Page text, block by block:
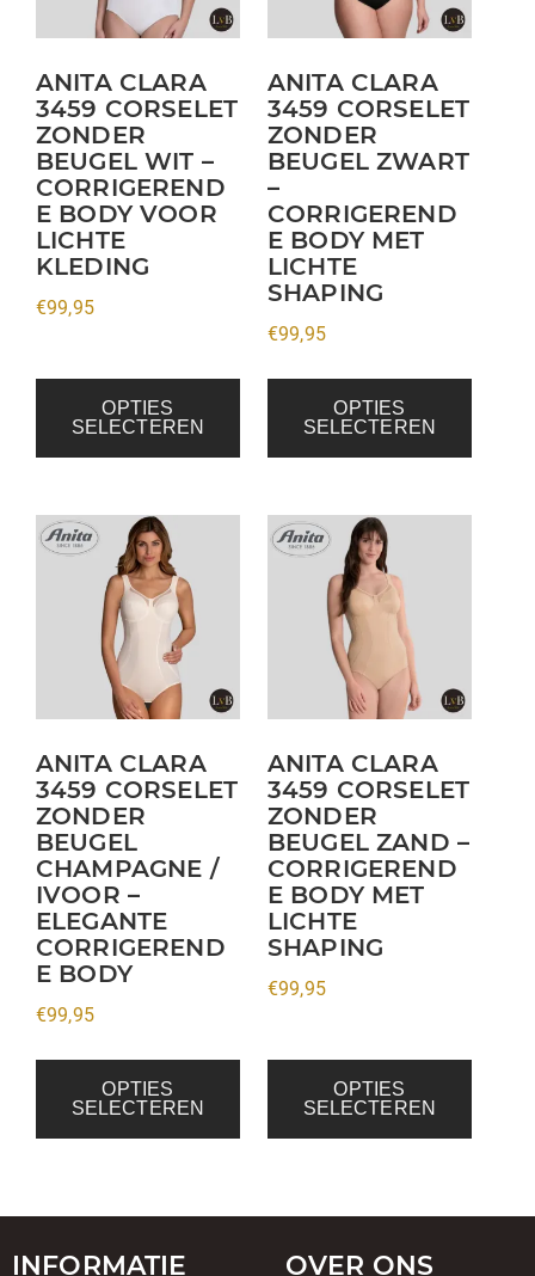
ANITA CLARA
3459 CORSELET
ZONDER
BEUGEL WIT –
CORRIGEREND
E BODY VOOR
LICHTE
KLEDING
€99,95
OPTIES
SELECTEREN
optie
kan
gekozen
worden
op
de
productpagina
ANITA CLARA
3459 CORSELET
ZONDER
BEUGEL ZWART
–
CORRIGEREND
E BODY MET
LICHTE
SHAPING
€99,95
OPTIES
SELECTEREN
optie
kan
gekozen
worden
op
de
productpagina
ANITA CLARA
3459 CORSELET
ZONDER
BEUGEL
CHAMPAGNE /
IVOOR –
ELEGANTE
CORRIGEREND
E BODY
€99,95
OPTIES
SELECTEREN
Dit
meerdere
variaties.
optie
kan
gekozen
worden
op
de
productpagina
ANITA CLARA
3459 CORSELET
ZONDER
BEUGEL ZAND –
CORRIGEREND
E BODY MET
LICHTE
SHAPING
€99,95
OPTIES
SELECTEREN
Dit
product
meerdere
variaties.
optie
kan
gekozen
worden
op
de
productpagina
INFORMATIE OVER ONS